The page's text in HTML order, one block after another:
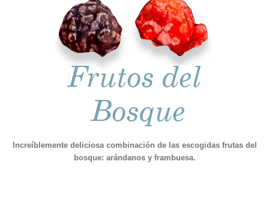
Increíblemente deliciosa combinación de las escogidas frutas del
bosque: arándanos y frambuesa.